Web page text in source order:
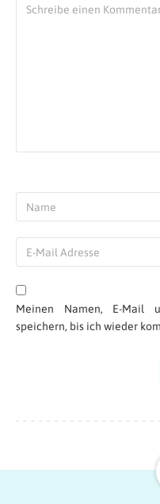
Meinen Namen, E-Mail
speichern, bis ich wieder